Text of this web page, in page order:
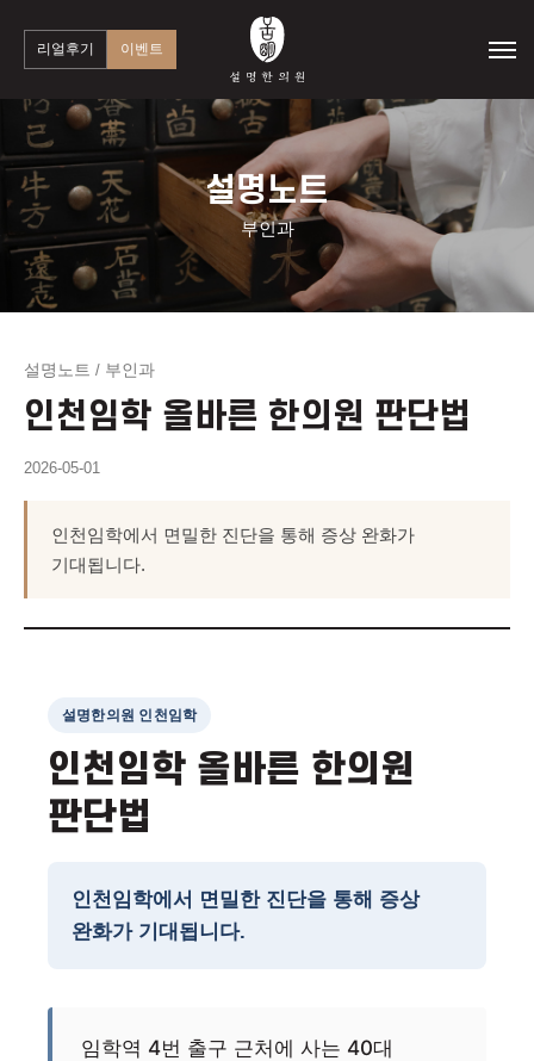
리얼후기 이벤트
설명노트
부인과
설명노트 / 부인과
인천임학 올바른 한의원 판단법
2026-05-01
인천임학에서 면밀한 진단을 통해 증상 완화가
기대됩니다.
설명한의원 인천임학
인천임학 올바른 한의원
판단법
인천임학에서 면밀한 진단을 통해 증상
완화가 기대됩니다.
임학역 4번 출구 근처에 사는 40대